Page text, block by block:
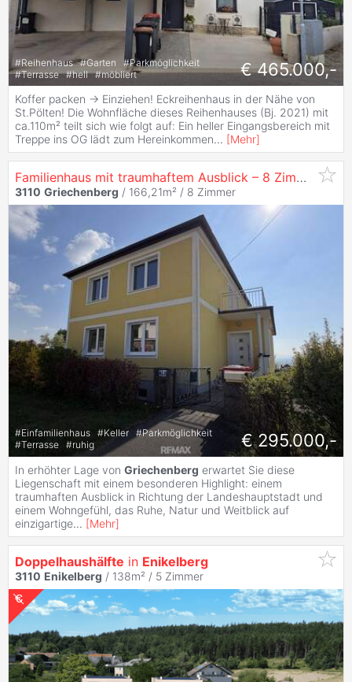
#Reihenhaus #Garten #Parkmöglichkeit
#Terrasse #hell #möbliert € 465.000,-
Koffer packen -> Einziehen! Eckreihenhaus in der Nähe von
St.Pölten! Die Wohnfläche dieses Reihenhauses (Bj. 2021) mit
ca.110m² teilt sich wie folgt auf: Ein heller Eingangsbereich mit
Treppe ins OG lädt zum Hereinkommen... [Mehr]
Familienhaus mit traumhaftem Ausblick – 8 Zimmer voller Möglichkeiten
3110 Griechenberg / 166,21m² / 8 Zimmer
#Einfamilienhaus #Keller #Parkmöglichkeit
#Terrasse #ruhig € 295.000,-
In erhöhter Lage von Griechenberg erwartet Sie diese
Liegenschaft mit einem besonderen Highlight: einem
traumhaften Ausblick in Richtung der Landeshauptstadt und
einem Wohngefühl, das Ruhe, Natur und Weitblick auf
einzigartige... [Mehr]
Doppelhaushälfte in Enikelberg
3110 Enikelberg / 138m² / 5 Zimmer